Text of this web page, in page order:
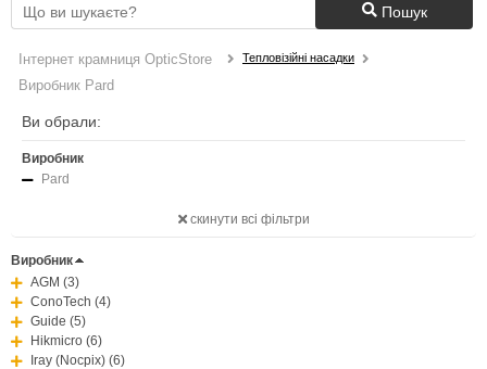
Пошук
Інтернет крамниця OpticStore Тепловізійні насадки
Виробник Pard
Ви обрали:
Виробник
Pard
скинути всі фільтри
Виробник
AGM (3)
ConoTech (4)
Guide (5)
Hikmicro (6)
Iray (Nocpix) (6)